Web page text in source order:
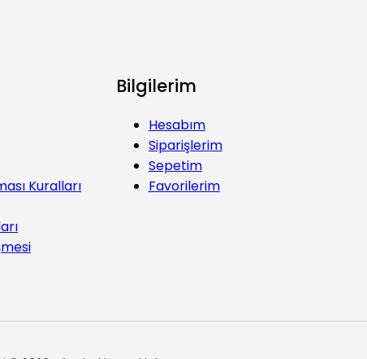
Kuralları
Bilgilerim
Hesabım
Siparişlerim
Sepetim
Favorilerim